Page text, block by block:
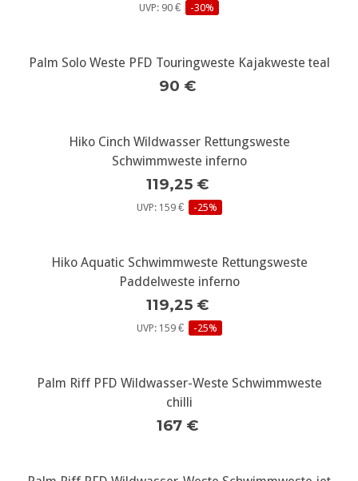
UVP: 90 € -30%
Palm Solo Weste PFD Touringweste Kajakweste teal
90 €
Hiko Cinch Wildwasser Rettungsweste
Schwimmweste inferno
119,25 €
UVP: 159 € -25%
Hiko Aquatic Schwimmweste Rettungsweste
Paddelweste inferno
119,25 €
UVP: 159 € -25%
Palm Riff PFD Wildwasser-Weste Schwimmweste
chilli
167 €